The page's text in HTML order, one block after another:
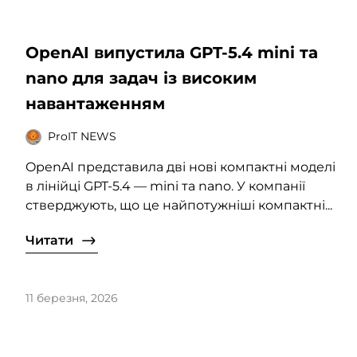
OpenAI випустила GPT-5.4 mini та
nano для задач із високим
навантаженням
ProIT NEWS
OpenAI представила дві нові компактні моделі
в лінійці GPT-5.4 — mini та nano. У компанії
стверджують, що це найпотужніші компактні...
Читати
11 березня, 2026